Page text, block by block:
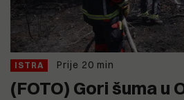
ISTRA Prije 20 min
(FOTO) Gori šuma u